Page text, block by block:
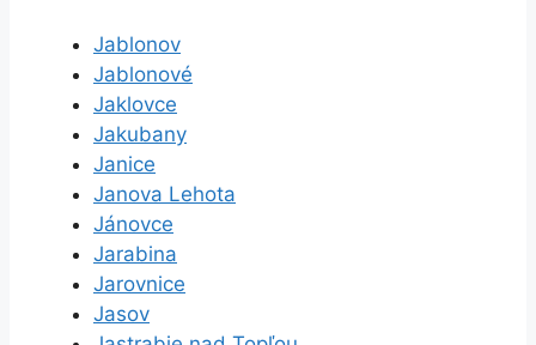
Jablonov
Jablonové
Jaklovce
Jakubany
Janice
Janova Lehota
Jánovce
Jarabina
Jarovnice
Jasov